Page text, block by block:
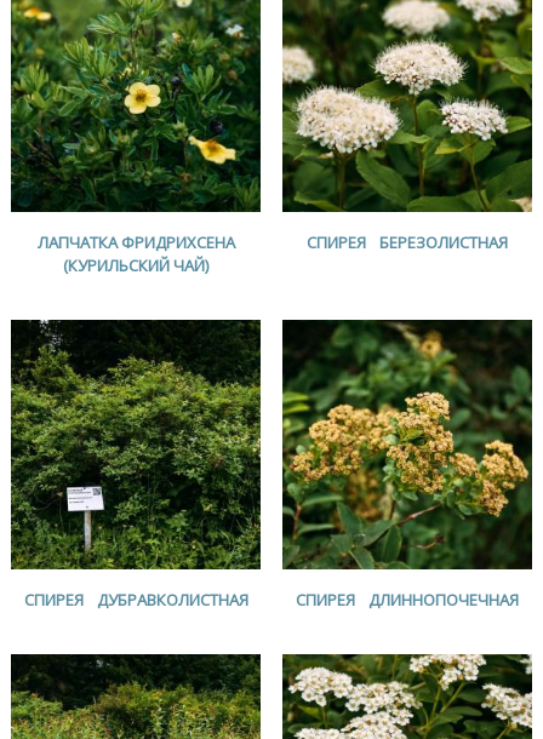
ЛАПЧАТКА ФРИДРИХСЕНА
(КУРИЛЬСКИЙ ЧАЙ)
СПИРЕЯ БЕРЕЗОЛИСТНАЯ
СПИРЕЯ ДУБРАВКОЛИСТНАЯ СПИРЕЯ ДЛИННОПОЧЕЧНАЯ